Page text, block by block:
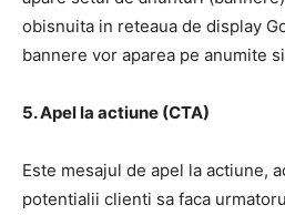
obisnuita in reteaua de display
bannere vor aparea pe anumite
5. Apel la actiune (CTA)
Este mesajul de apel la actiune,
potentialii clienti sa faca